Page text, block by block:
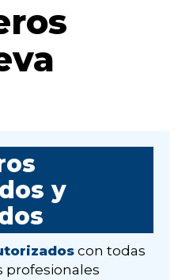
y
con todas
profesionales